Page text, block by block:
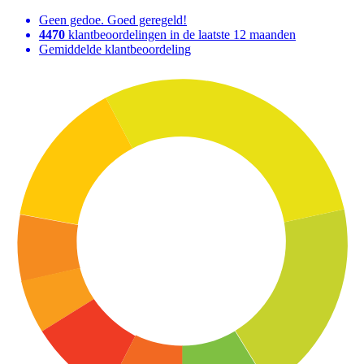
Geen gedoe. Goed geregeld!
4470 klantbeoordelingen in de laatste 12 maanden
Gemiddelde klantbeoordeling